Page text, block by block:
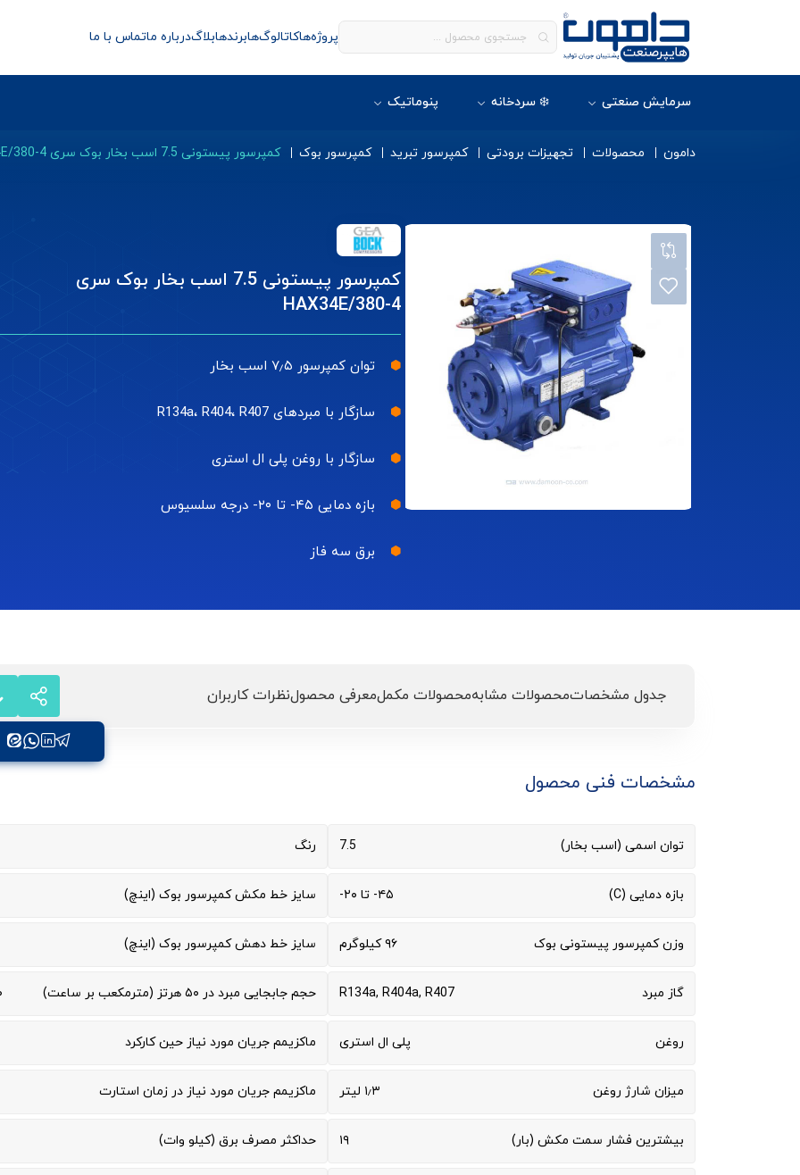
پروژه‌هاکاتالوگ‌هابرندهابلاگدرباره ماتماس با ما
سرمایش صنعتی ❄️ سردخانه پنوماتیک
دامون محصولات تجهیزات برودتی کمپرسور تبرید کمپرسور بوک کمپرسور پیستونی 7.5 اسب بخار بوک سری HAX34E/380-4
کمپرسور پیستونی 7.5 اسب بخار بوک سری
HAX34E/380-4
توان کمپرسور ۷٫۵ اسب بخار
سازگار با مبردهای R134a، R404، R407
سازگار با روغن پلی ال استری
بازه دمایی ۴۵- تا ۲۰- درجه سلسیوس
برق سه فاز
جدول مشخصاتمحصولات مشابهمحصولات مکملمعرفی محصولنظرات کاربران
مشخصات فنی محصول
توان اسمی (اسب بخار) 7.5
بازه دمایی (C) ۴۵- تا ۲۰-
وزن کمپرسور پیستونی بوک ۹۶ کیلوگرم
گاز مبرد R134a, R404a, R407
روغن پلی ال استری
میزان شارژ روغن ۱٫۳ لیتر
بیشترین فشار سمت مکش (بار) ۱۹
رنگ
سایز خط مکش کمپرسور بوک (اینچ)
سایز خط دهش کمپرسور بوک (اینچ)
حجم جابجایی مبرد در ۵۰ هرتز (مترمکعب بر ساعت)
ماکزیمم جریان مورد نیاز حین کارکرد
ماکزیمم جریان مورد نیاز در زمان استارت
حداکثر مصرف برق (کیلو وات)